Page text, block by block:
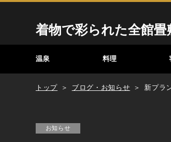
着物で彩られた全館
温泉 料理
トップ ブログ・お知らせ 新プラ
お知らせ